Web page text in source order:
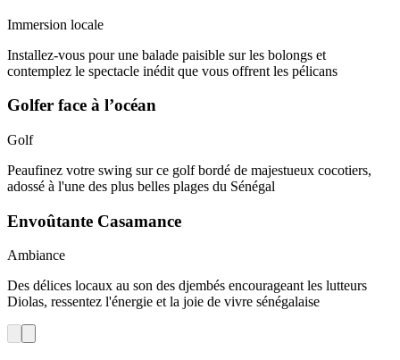
Immersion locale
Installez-vous pour une balade paisible sur les bolongs et
contemplez le spectacle inédit que vous offrent les pélicans
Golfer face à l’océan
Golf
Peaufinez votre swing sur ce golf bordé de majestueux cocotiers,
adossé à l'une des plus belles plages du Sénégal​
Envoûtante Casamance
Ambiance
Des délices locaux au son des djembés encourageant les lutteurs
Diolas, ressentez l'énergie et la joie de vivre sénégalaise